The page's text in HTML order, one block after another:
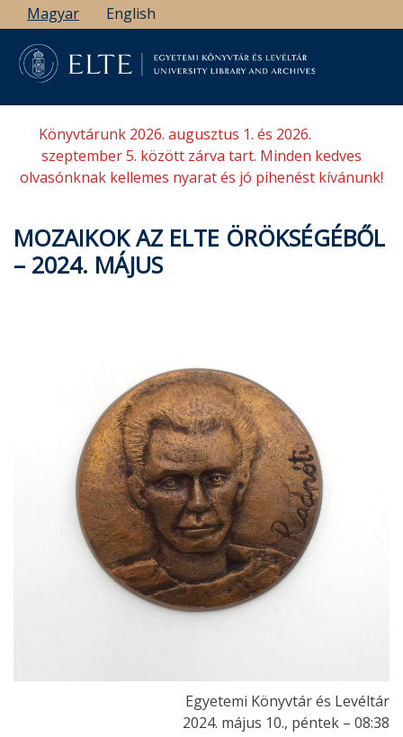
Ugrás
a
tartalomra
Magyar English
Könyvtárunk 2026. augusztus 1. és 2026.
szeptember 5. között zárva tart. Minden kedves
olvasónknak kellemes nyarat és jó pihenést kívánunk!
MOZAIKOK AZ ELTE ÖRÖKSÉGÉBŐL
– 2024. MÁJUS
Egyetemi Könyvtár és Levéltár
2024. május 10., péntek – 08:38